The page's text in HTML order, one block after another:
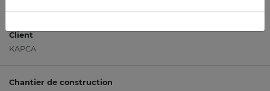
Client
KAPCA
Chantier de construction